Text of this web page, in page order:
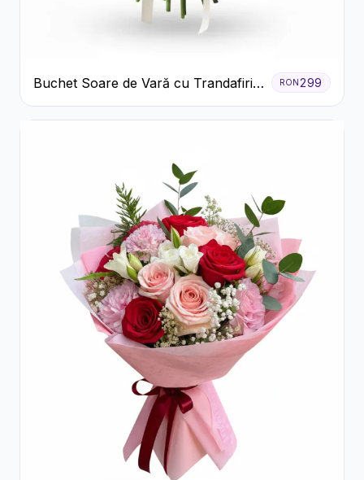
Buchet Soare de Vară cu Trandafiri
Galbeni și Crizanteme Albe
RON299